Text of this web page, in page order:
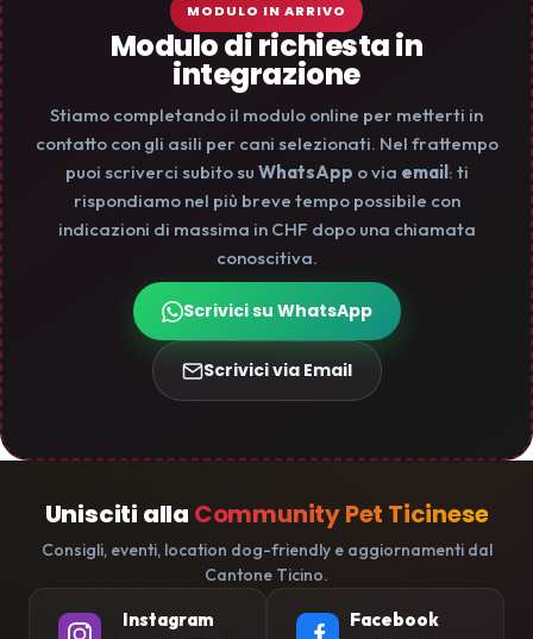
MODULO IN ARRIVO
Modulo di richiesta in
integrazione
Stiamo completando il modulo online per metterti in
contatto con gli asili per cani selezionati. Nel frattempo
puoi scriverci subito su WhatsApp o via email : ti
rispondiamo nel più breve tempo possibile con
indicazioni di massima in CHF dopo una chiamata
conoscitiva.
Scrivici su WhatsApp
Scrivici via Email
Unisciti alla Community Pet Ticinese
Consigli, eventi, location dog-friendly e aggiornamenti dal
Cantone Ticino.
Instagram Facebook